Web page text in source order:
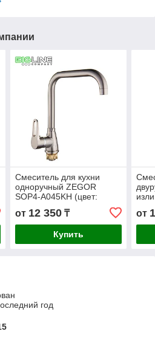
Смеситель для кухни
одноручный ZEGOR
SOP4-A045KH (цвет:
от 12 350₸
Купить
от
год